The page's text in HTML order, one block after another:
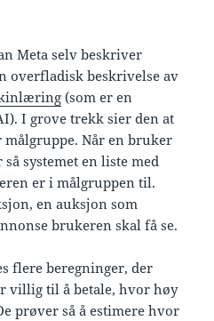
Meta selv beskriver
overfladisk beskrivelse av
(som er en
I grove trekk sier den at
Når en bruker
systemet en liste med
er i målgruppen til.
en auksjon som
brukeren skal få se.
flere beregninger, der
villig til å betale, hvor høy
prøver så å estimere hvor